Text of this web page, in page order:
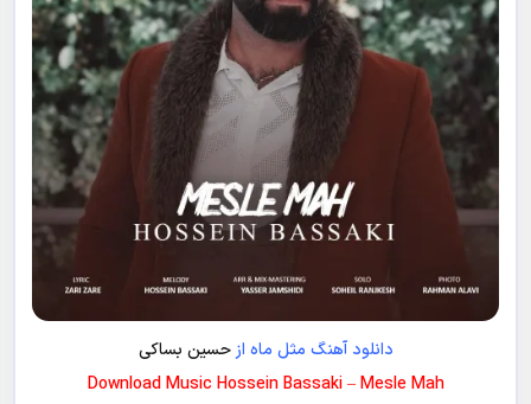
دانلود آهنگ مثل ماه ازحسین بساکی
Download Music Hossein Bassaki – Mesle Mah